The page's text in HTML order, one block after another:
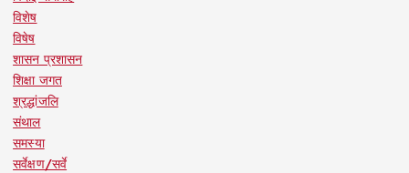
विशेष
विषेष
शासन प्रशासन
शिक्षा जगत
श्रद्धांजलि
संथाल
समस्या
सर्वेक्षण/सर्वे